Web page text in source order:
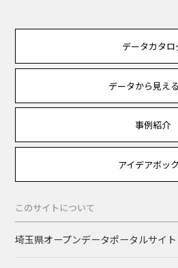
データカタロ
データから見え
事例紹介
アイデアボッ
このサイトについて
埼玉県オープンデータポータルサイ